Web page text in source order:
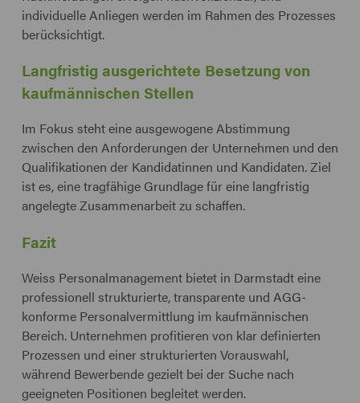
individuelle Anliegen werden im Rahmen des Prozesses
berücksichtigt.
Langfristig ausgerichtete Besetzung von
kaufmännischen Stellen
Im Fokus steht eine ausgewogene Abstimmung
zwischen den Anforderungen der Unternehmen und den
Qualifikationen der Kandidatinnen und Kandidaten. Ziel
ist es, eine tragfähige Grundlage für eine langfristig
angelegte Zusammenarbeit zu schaffen.
Fazit
Weiss Personalmanagement bietet in Darmstadt eine
professionell strukturierte, transparente und AGG-
konforme Personalvermittlung im kaufmännischen
Bereich. Unternehmen profitieren von klar definierten
Prozessen und einer strukturierten Vorauswahl,
während Bewerbende gezielt bei der Suche nach
geeigneten Positionen begleitet werden.